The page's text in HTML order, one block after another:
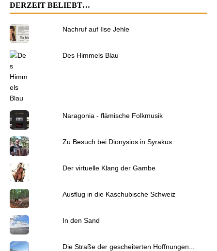
DERZEIT BELIEBT…
Nachruf auf Ilse Jehle
Des Himmels Blau
Naragonia - flämische Folkmusik
Zu Besuch bei Dionysios in Syrakus
Der virtuelle Klang der Gambe
Ausflug in die Kaschubische Schweiz
In den Sand
Die Straße der gescheiterten Hoffnungen...